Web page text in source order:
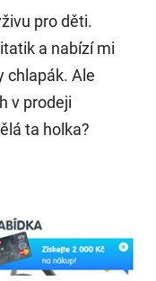
pro děti.
a nabízí mi
chlapák. Ale
v prodeji
ta holka?